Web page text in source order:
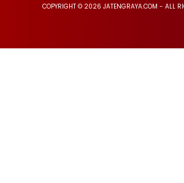
COPYRIGHT © 2026 JATENGRAYA.COM - ALL